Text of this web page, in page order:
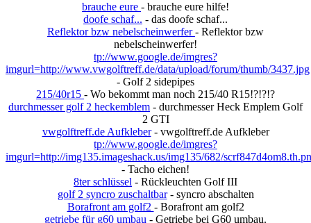
brauche eure - brauche eure hilfe!
doofe schaf... - das doofe schaf...
Reflektor bzw nebelscheinwerfer- Reflektor bzw
nebelscheinwerfer!
tp://www.google.de/imgres?
imgurl=http://www.vwgolftreff.de/data/upload/forum/thumb/3437.jpg
- Golf 2 sidepipes
215/40r15 - Wo bekommt man noch 215/40 R15!?!?!?
durchmesser golf 2 heckemblem - durchmesser Heck Emplem Golf
2 GTI
vwgolftreff.de Aufkleber- vwgolftreff.de Aufkleber
tp://www.google.de/imgres?
imgurl=http://img135.imageshack.us/img135/682/
- Tacho eichen!
8ter schlüssel - Rückleuchten Golf III
golf 2 syncro zuschaltbar- syncro abschalten
Borafront am golf2 - Borafront am golf2
getriebe für g60 umbau - Getriebe bei G60 umbau.